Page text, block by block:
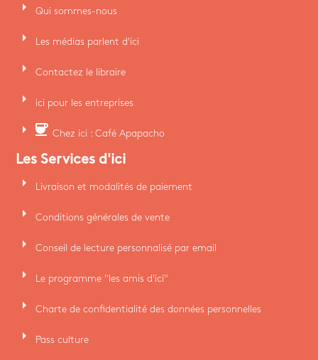
arrow_right Qui sommes-nous
arrow_right Les médias parlent d'ici
arrow_right Contactez le libraire
arrow_right ici pour les entreprises
arrow_right coffee Chez ici : Café Apapacho
Les Services d'ici
arrow_right Livraison et modalités de paiement
arrow_right Conditions générales de vente
arrow_right Conseil de lecture personnalisé par email
arrow_right Le programme "les amis d'ici"
arrow_right Charte de confidentialité des données personnelles
arrow_right Pass culture